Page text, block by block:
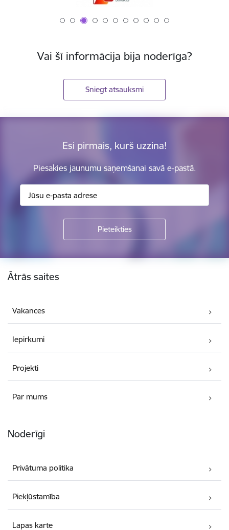
Vai šī informācija bija noderīga?
Sniegt atsauksmi
Esi pirmais, kurš uzzina!
Piesakies jaunumu saņemšanai savā e-pastā.
Kājene
Ātrās saites
Vakances
Iepirkumi
Projekti
Par mums
Noderīgi
Privātuma politika
Piekļūstamība
Lapas karte